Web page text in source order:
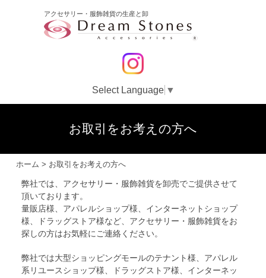
アクセサリー・服飾雑貨の生産と卸
Select Language ▼
お取引をお考えの方へ
ホーム > お取引をお考えの方へ
弊社では、アクセサリー・服飾雑貨を卸売でご提供させて
頂いております。
量販店様、アパレルショップ様、インターネットショップ
様、ドラッグストア様など、アクセサリー・服飾雑貨をお
探しの方はお気軽にご連絡ください。
弊社では大型ショッピングモールのテナント様、アパレル
系リユースショップ様、ドラッグストア様、インターネッ